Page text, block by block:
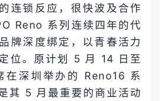
连锁反应，很快波及合作
Reno 系列连续四年的代
牌深度绑定，以青春活力
位。原计划 5 月 14 日至
在深圳举办的 Reno16 系
其 5 月最重要的商业活动